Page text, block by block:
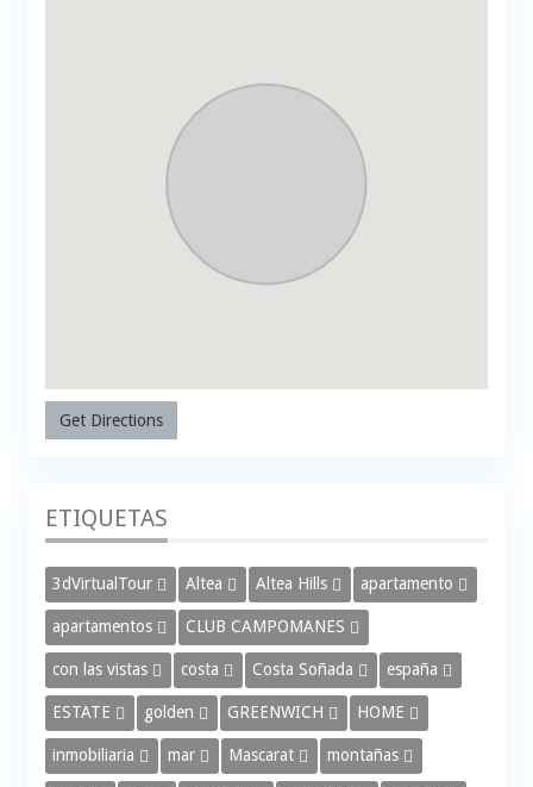
Get Directions
ETIQUETAS
3dVirtualTour Altea Altea Hills apartamento
apartamentos CLUB CAMPOMANES
con las vistas costa Costa Soñada españa
ESTATE golden GREENWICH HOME
inmobiliaria mar Mascarat montañas